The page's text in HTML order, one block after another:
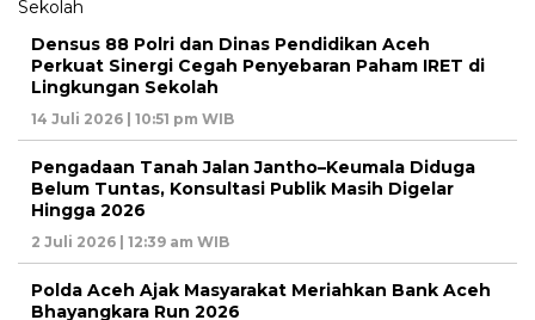
Densus 88 Polri dan Dinas Pendidikan Aceh
Perkuat Sinergi Cegah Penyebaran Paham IRET di
Lingkungan Sekolah
14 Juli 2026 | 10:51 pm WIB
Pengadaan Tanah Jalan Jantho–Keumala Diduga
Belum Tuntas, Konsultasi Publik Masih Digelar
Hingga 2026
2 Juli 2026 | 12:39 am WIB
Polda Aceh Ajak Masyarakat Meriahkan Bank Aceh
Bhayangkara Run 2026